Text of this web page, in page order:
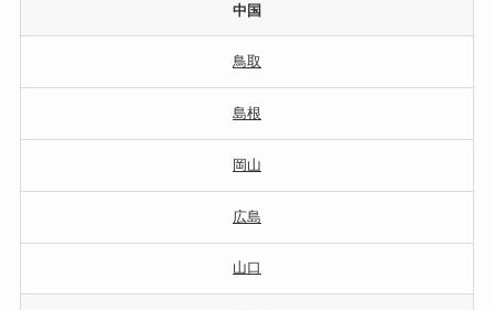
中国
鳥取
島根
岡山
広島
山口